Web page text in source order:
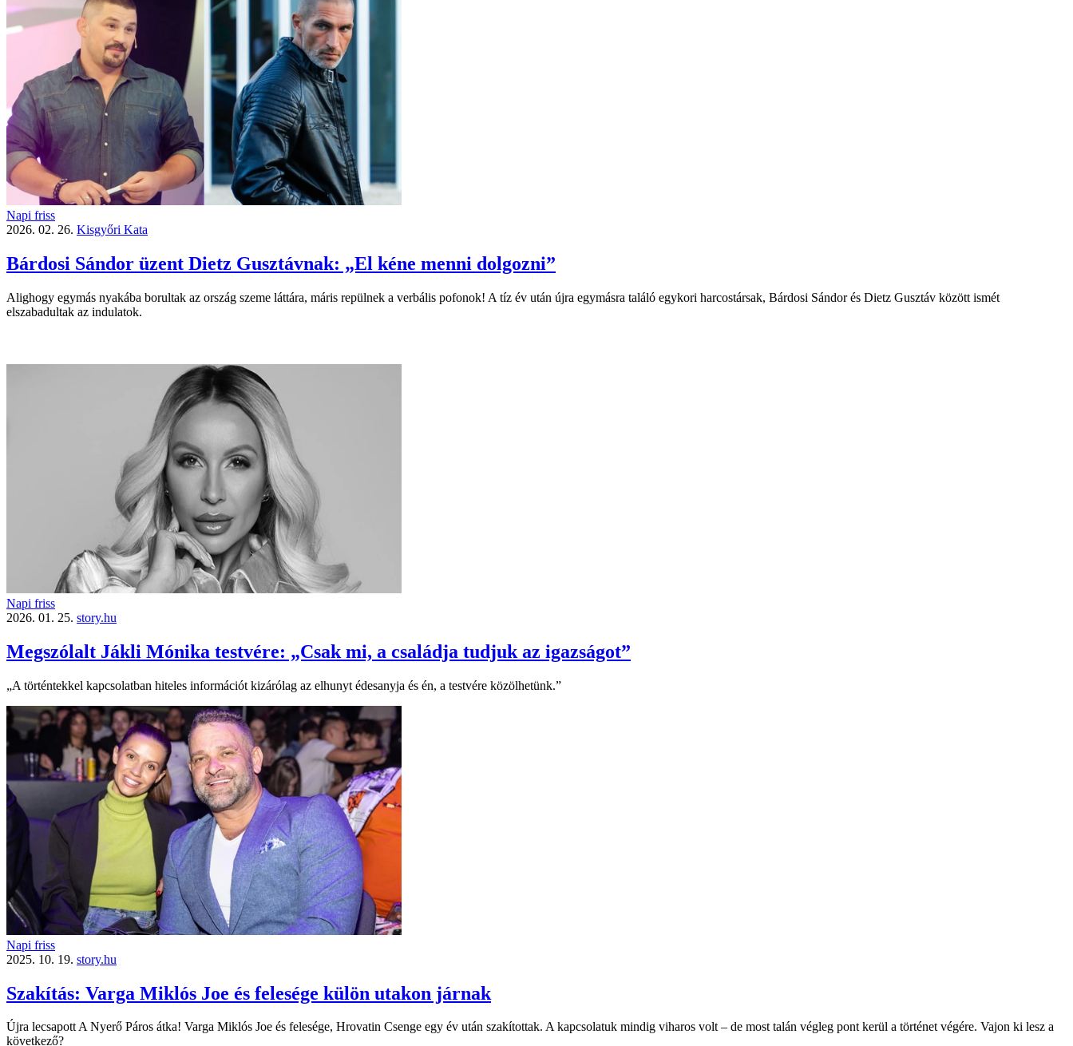
Napi friss
2026. 02. 26. Kisgyőri Kata
Bárdosi Sándor üzent Dietz Gusztávnak: „El kéne menni dolgozni”
Alighogy egymás nyakába borultak az ország szeme láttára, máris repülnek a verbális pofonok! A tíz év után újra egymásra találó egykori harcostársak, Bárdosi Sándor és Dietz Gusztáv között ismét
elszabadultak az indulatok.
Napi friss
2026. 01. 25. story.hu
Megszólalt Jákli Mónika testvére: „Csak mi, a családja tudjuk az igazságot”
„A történtekkel kapcsolatban hiteles információt kizárólag az elhunyt édesanyja és én, a testvére közölhetünk.”
Napi friss
2025. 10. 19. story.hu
Szakítás: Varga Miklós Joe és felesége külön utakon járnak
Újra lecsapott A Nyerő Páros átka! Varga Miklós Joe és felesége, Hrovatin Csenge egy év után szakítottak. A kapcsolatuk mindig viharos volt – de most talán végleg pont kerül a történet végére. Vajon ki lesz a
következő?